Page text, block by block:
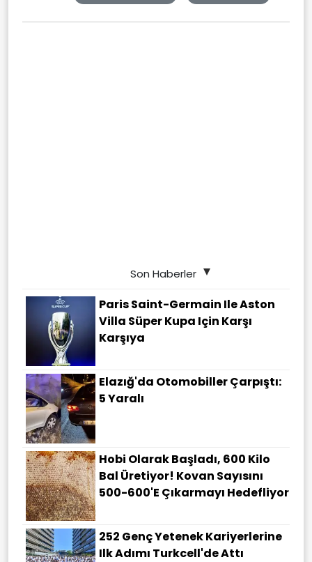
Son Haberler
Paris Saint-Germain Ile Aston
Villa Süper Kupa Için Karşı
Karşıya
Elazığ'da Otomobiller Çarpıştı:
5 Yaralı
Hobi Olarak Başladı, 600 Kilo
Bal Üretiyor! Kovan Sayısını
500-600'e Çıkarmayı Hedefliyor
252 Genç Yetenek Kariyerlerine
Ilk Adımı Turkcell'de Attı